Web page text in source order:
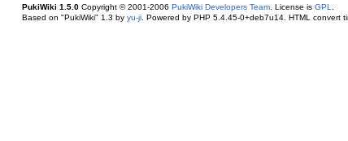
PukiWiki 1.5.0Copyright © 2001-2006 PukiWiki Developers Team. License is GPL
Based on "PukiWiki" 1.3 by yu-ji. Powered by PHP 5.4.45-0+deb7u14. HTML convert